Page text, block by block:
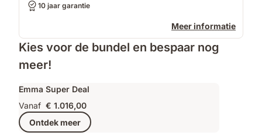
10 jaar garantie
Meer informatie
Kies voor de bundel en bespaar nog
meer!
Emma Super Deal
Vanaf € 1.016,00
Ontdek meer